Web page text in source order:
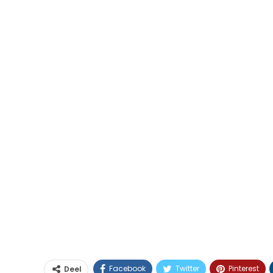
Deel Facebook Twitter Pinterest